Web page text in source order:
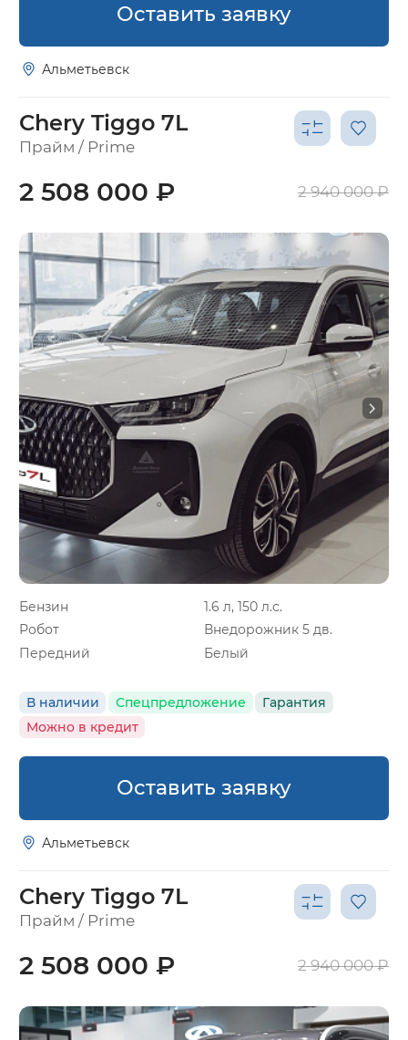
Оставить заявку
Альметьевск
Chery Tiggo 7L
Прайм / Prime
Бензин
1.6 л, 150 л.с.
Робот
Внедорожник 5 дв.
Передний
Белый
В наличии Спецпредложение
Гарантия
Можно в кредит
2 508 000 ₽ 2 940 000 ₽
Оставить заявку
Альметьевск
Chery Tiggo 7L
Прайм / Prime
2 508 000 ₽ 2 940 000 ₽